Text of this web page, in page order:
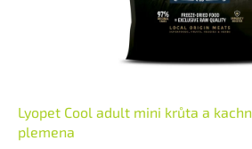
Lyopet Cool adult mini krůta a
plemena